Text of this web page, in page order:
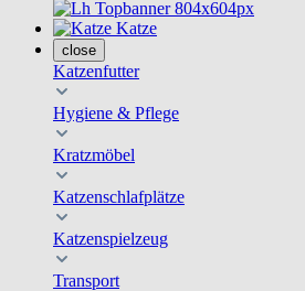
Katze
close
Katzenfutter
Hygiene & Pflege
Kratzmöbel
Katzenschlafplätze
Katzenspielzeug
Transport